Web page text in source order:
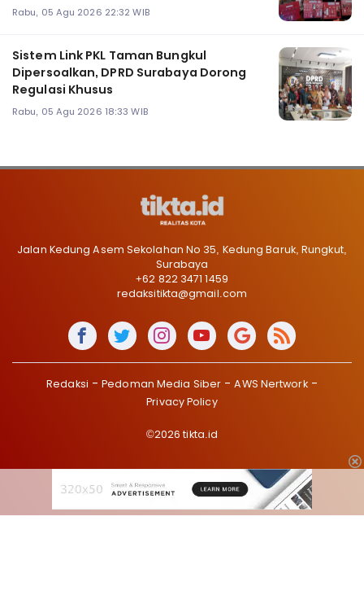
Rabu, 05 Agu 2026 22:32 WIB
‎Sistem Link PKL Taman Bungkul
Dipersoalkan, DPRD Surabaya Dorong
Regulasi Khusus
Rabu, 05 Agu 2026 18:33 WIB
Jalan Kedung Asem Sekolahan No 35, Kedung Baruk, Rungkut,
Surabaya
+62 822 3471 1459
redaksitikta@gmail.com
Redaksi Pedoman Media Siber
AWS Nertwork
Privacy Policy
©2026 tikta.id